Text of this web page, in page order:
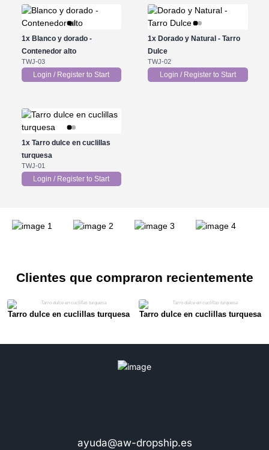
1xBlanco y dorado -
Contenedor alto
TWJ-03
Login / Register to Start
1x Dorado y Natural - Tarro
Dulce
TWJ-02
Login / Register to Start
1xTarro dulce en cuclillas
turquesa
TWJ-01
Login / Register to Start
Clientes que compraron recientemente
Tarro dulce en cuclillas turquesa Tarro dulce en cuclillas turquesa
ayuda@aw-dropship.es